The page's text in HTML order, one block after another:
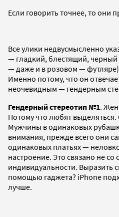
Если говорить точнее, то они
Все улики недвусмысленно
— гладкий, блестящий,
— даже и в розовом —
Именно потому, что он
неочевидным — гендерным
Гендерный стереотип №1.
Потому что любят выделяться.
Мужчины в одинаковых
внимания, прежде всего они
одинаковых платьях —
настроение. Это связано не
индивидуальности. Выразить
помощью гаджета? iPhone
лучше.